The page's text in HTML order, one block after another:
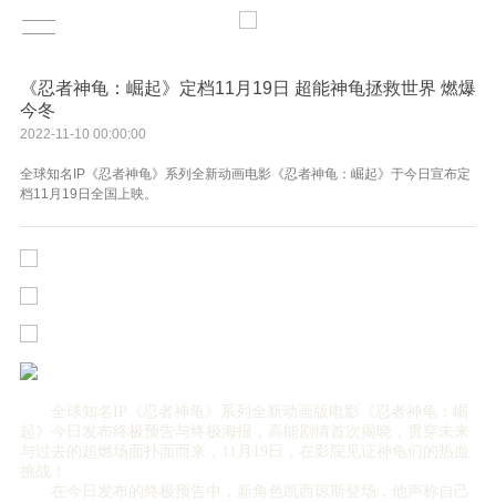
《忍者神龟：崛起》定档11月19日 超能神龟拯救世界 燃爆
今冬
2022-11-10 00:00:00
全球知名IP《忍者神龟》系列全新动画电影《忍者神龟：崛起》于今日宣布定
档11月19日全国上映。
全球知名IP《忍者神龟》系列全新动画版电影《忍者神龟：崛
起》今日发布终极预告与终极海报，高能剧情首次揭晓，贯穿未来
与过去的超燃场面扑面而来，11月19日，在影院见证神龟们的热血
挑战！
在今日发布的终极预告中，新角色凯西琼斯登场，他声称自己